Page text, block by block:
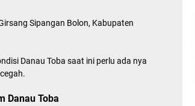
Sipangan Bolon, Kabupaten
Danau Toba saat ini perlu ada nya
Danau Toba